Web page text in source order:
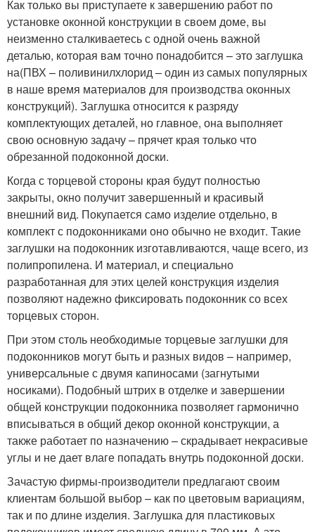
Как только вы приступаете к завершению работ по
установке оконной конструкции в своем доме, вы
неизменно сталкиваетесь с одной очень важной
деталью, которая вам точно понадобится – это заглушка
на(ПВХ – поливинилхлорид – один из самых популярных
в наше время материалов для производства оконных
конструкций). Заглушка относится к разряду
комплектующих деталей, но главное, она выполняет
свою основную задачу – прячет края только что
обрезанной подоконной доски.
Когда с торцевой стороны края будут полностью
закрыты, окно получит завершенный и красивый
внешний вид. Покупается само изделие отдельно, в
комплект с подоконниками оно обычно не входит. Такие
заглушки на подоконник изготавливаются, чаще всего, из
полипропилена. И материал, и специально
разработанная для этих целей конструкция изделия
позволяют надежно фиксировать подоконник со всех
торцевых сторон.
При этом столь необходимые торцевые заглушки для
подоконников могут быть и разных видов – например,
универсальные с двумя капиносами (загнутыми
носиками). Подобный штрих в отделке и завершении
общей конструкции подоконника позволяет гармонично
вписываться в общий декор оконной конструкции, а
также работает по назначению – скрадывает некрасивые
углы и не дает влаге попадать внутрь подоконной доски.
Зачастую фирмы-производители предлагают своим
клиентам большой выбор – как по цветовым вариациям,
так и по длине изделия. Заглушка для пластиковых